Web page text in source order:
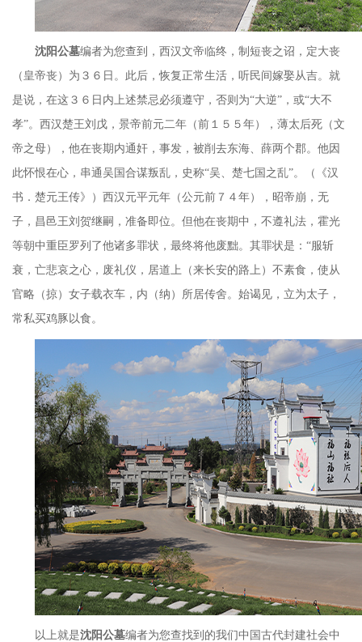
沈阳公墓编者为您查到，西汉文帝临终，制短丧之诏，定大丧
（皇帝丧）为３６日。此后，恢复正常生活，听民间嫁娶从吉。就
是说，在这３６日内上述禁忌必须遵守，否则为“大逆”，或“大不
孝”。西汉楚王刘戊，景帝前元二年（前１５５年），薄太后死（文
帝之母），他在丧期内通奸，事发，被削去东海、薛两个郡。他因
此怀恨在心，串通吴国合谋叛乱，史称“吴、楚七国之乱”。（《汉
书．楚元王传》）西汉元平元年（公元前７４年），昭帝崩，无
子，昌邑王刘贺继嗣，准备即位。但他在丧期中，不遵礼法，霍光
等朝中重臣罗列了他诸多罪状，最终将他废黜。其罪状是：“服斩
衰，亡悲哀之心，废礼仪，居道上（来长安的路上）不素食，使从
官略（掠）女子载衣车，内（纳）所居传舍。始谒见，立为太子，
常私买鸡豚以食。
以上就是沈阳公墓编者为您查找到的我们中国古代封建社会中